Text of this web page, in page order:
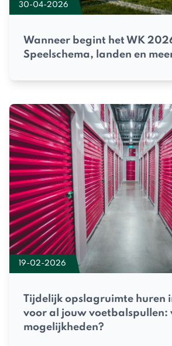
30-04-2026
Wanneer begint het WK
Speelschema, landen en
19-02-2026
Tijdelijk opslagruimte huren
voor al jouw voetbalspullen:
mogelijkheden?